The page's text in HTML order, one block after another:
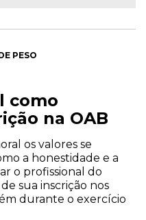
PESO
como
na OAB
os valores se
a honestidade e a
o profissional do
sua inscrição nos
durante o exercício